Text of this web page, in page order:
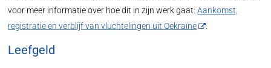
voor meer informatie over hoe dit in zijn werk gaat:Aankomst,
registratie en verblijf van vluchtelingen uit Oekraïne
Leefgeld